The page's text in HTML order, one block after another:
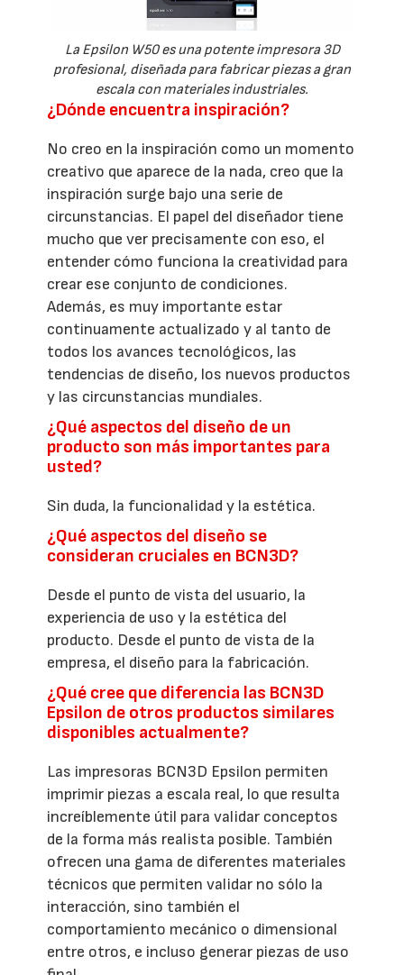
La Epsilon W50 es una potente impresora 3D
profesional, diseñada para fabricar piezas a gran
escala con materiales industriales.
¿Dónde encuentra inspiración?
No creo en la inspiración como un momento
creativo que aparece de la nada, creo que la
inspiración surge bajo una serie de
circunstancias. El papel del diseñador tiene
mucho que ver precisamente con eso, el
entender cómo funciona la creatividad para
crear ese conjunto de condiciones.
Además, es muy importante estar
continuamente actualizado y al tanto de
todos los avances tecnológicos, las
tendencias de diseño, los nuevos productos
y las circunstancias mundiales.
¿Qué aspectos del diseño de un
producto son más importantes para
usted?
Sin duda, la funcionalidad y la estética.
¿Qué aspectos del diseño se
consideran cruciales en BCN3D?
Desde el punto de vista del usuario, la
experiencia de uso y la estética del
producto. Desde el punto de vista de la
empresa, el diseño para la fabricación.
¿Qué cree que diferencia las BCN3D
Epsilon de otros productos similares
disponibles actualmente?
Las impresoras BCN3D Epsilon permiten
imprimir piezas a escala real, lo que resulta
increíblemente útil para validar conceptos
de la forma más realista posible. También
ofrecen una gama de diferentes materiales
técnicos que permiten validar no sólo la
interacción, sino también el
comportamiento mecánico o dimensional
entre otros, e incluso generar piezas de uso